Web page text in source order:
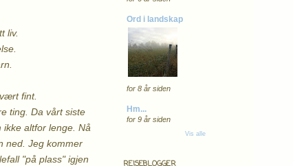
liv.
fint.
ting. Da vårt siste
altfor lenge. Nå
ned. Jeg kommer
"på plass" igjen
Ord i landskap
for 8 år siden
Hm...
for 9 år siden
Vis alle